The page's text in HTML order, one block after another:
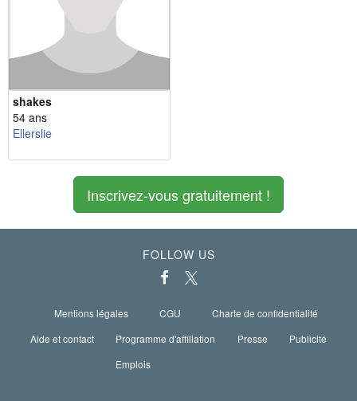
shakes
54 ans
Ellerslie
Inscrivez-vous gratuitement !
FOLLOW US
Mentions légales CGU
Charte de confidentialité
Aide et contact
Programme d'affiliation Presse
Publicité
Emplois